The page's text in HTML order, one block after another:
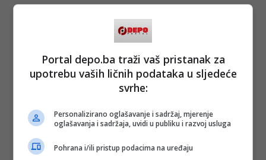
#pero gudelj #fis vitez
#biznis
#poduzetnik
#kapital
#ispovijest
Portal depo.ba traži vaš pristanak za
upotrebu vaših ličnih podataka u sljedeće
svrhe:
Personalizirano oglašavanje i sadržaj, mjerenje
oglašavanja i sadržaja, uvidi u publiku i razvoj usluga
Pohrana i/ili pristup podacima na uređaju